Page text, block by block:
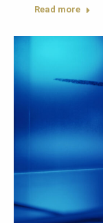
Read more